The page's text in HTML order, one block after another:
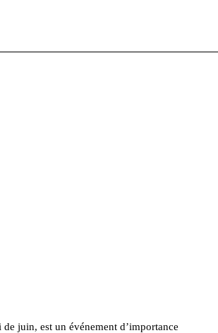
juin, est un événement d’importance